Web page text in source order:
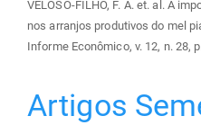
VELOSO-FILHO, F. A. et. al. A
nos arranjos produtivos do mel
Informe Econômico, v. 12, n. 28,
Artigos